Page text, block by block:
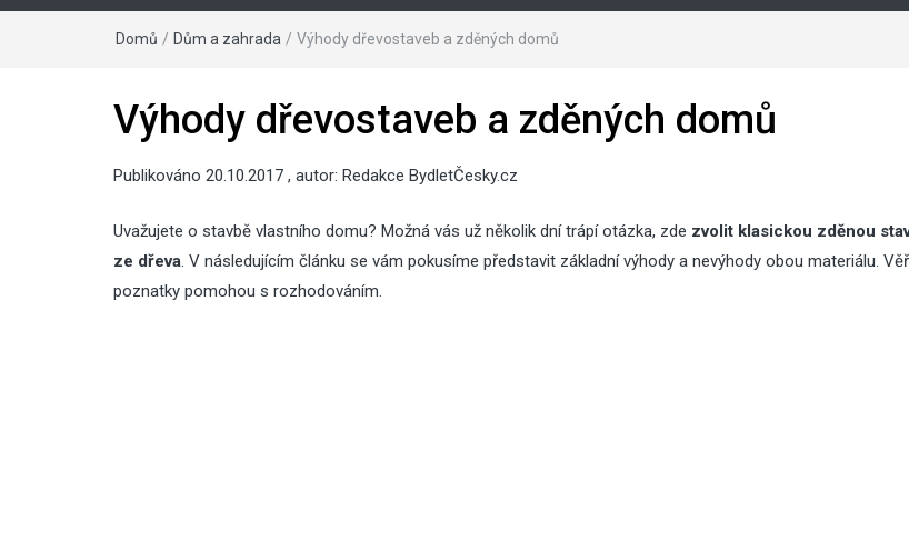
Domů / Dům a zahrada / Výhody dřevostaveb a zděných domů
Výhody dřevostaveb a zděných domů
Publikováno 20.10.2017 , autor: Redakce BydletČesky.cz
Uvažujete o stavbě vlastního domu? Možná vás už několik dní trápí otázka, zde zvolit klasickou zděnou
ze dřeva . V následujícím článku se vám pokusíme představit základní výhody a nevýhody obou materiálu.
poznatky pomohou s rozhodováním.